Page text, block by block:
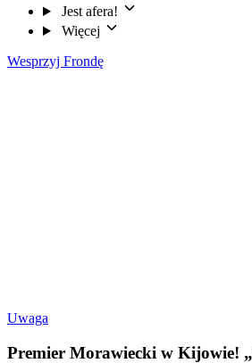
Jest afera!
Więcej
Wesprzyj Frondę
Uwaga
Premier Morawiecki w Kijowie!